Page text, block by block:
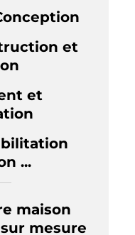
et
et
...
maison
mesure